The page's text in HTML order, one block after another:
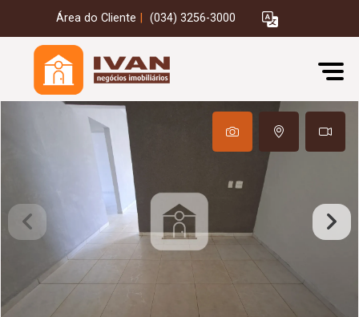
Área do Cliente (034) 3256-3000